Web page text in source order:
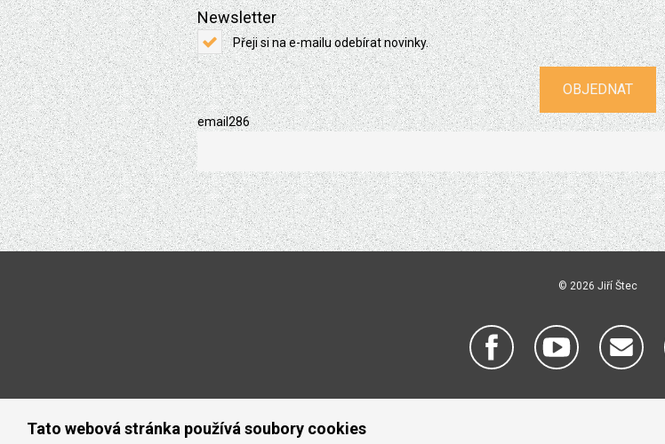
Newsletter
Přeji si na e-mailu odebírat novinky.
OBJEDNAT
email286
© 2026 Jiří Štec
Tato webová stránka používá soubory cookies